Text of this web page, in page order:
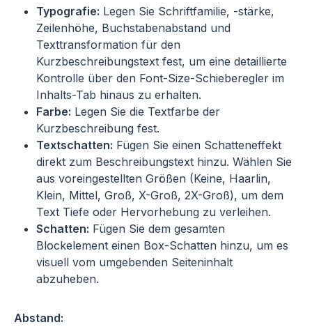
Typografie: Legen Sie Schriftfamilie, -stärke,
Zeilenhöhe, Buchstabenabstand und
Texttransformation für den
Kurzbeschreibungstext fest, um eine detaillierte
Kontrolle über den Font-Size-Schieberegler im
Inhalts-Tab hinaus zu erhalten.
Farbe: Legen Sie die Textfarbe der
Kurzbeschreibung fest.
Textschatten: Fügen Sie einen Schatteneffekt
direkt zum Beschreibungstext hinzu. Wählen Sie
aus voreingestellten Größen (Keine, Haarlin,
Klein, Mittel, Groß, X-Groß, 2X-Groß), um dem
Text Tiefe oder Hervorhebung zu verleihen.
Schatten: Fügen Sie dem gesamten
Blockelement einen Box-Schatten hinzu, um es
visuell vom umgebenden Seiteninhalt
abzuheben.
Abstand: